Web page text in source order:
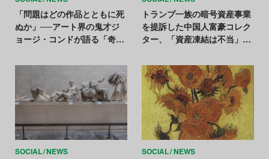
「問題はどの作品とともに死
ぬか」──アート界の鬼才ジ
ョージ・コンドが語る「奇妙
トランプ一族の暗号資産事業
を提訴した中国人富豪コレク
ター、「資産凍結は不当」と
SOCIAL NEWS SOCIAL NEWS